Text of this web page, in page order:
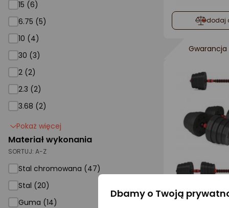
15 (6)
6.75 (5)
10 10 (4)
30 30 (3)
2 (2)
2.3 (2)
3.68 (2)
Pokaż więcej
Materiał wykonania
SORTUJ: A-Z
Stal chromowana (47)
StalStal (20)
Guma (14)
dodaj
Gwarancja
dodaj
Dbamy o Twoją